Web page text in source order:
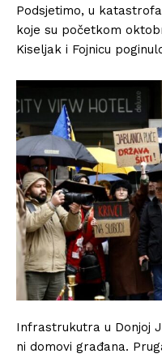
Podsjetimo, u
koje su početkom
Kiseljak i Fojnicu
Infrastrukutra u Donjoj
ni domovi građana.